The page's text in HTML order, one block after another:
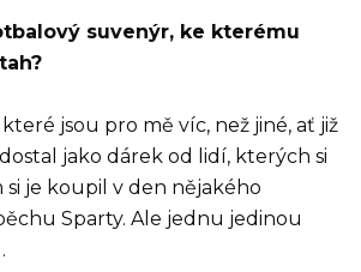
suvenýr, ke kterému
jsou pro mě víc, než jiné, ať již
jako dárek od lidí, kterých si
si je koupil v den nějakého
Sparty. Ale jednu jedinou